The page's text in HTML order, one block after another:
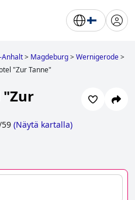
Anhalt> Magdeburg>Wernigerode>
"Zur Tanne"
"Zur
(Näytä kartalla)